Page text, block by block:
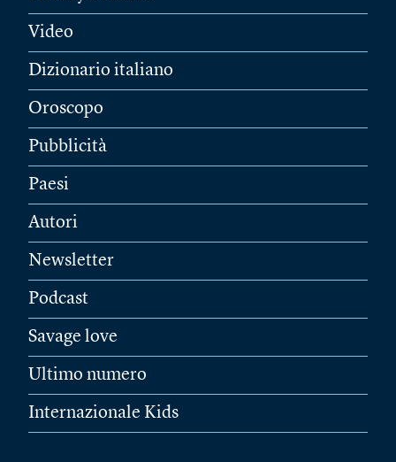
Video
Dizionario italiano
Oroscopo
Pubblicità
Paesi
Autori
Newsletter
Podcast
Savage love
Ultimo numero
Internazionale Kids